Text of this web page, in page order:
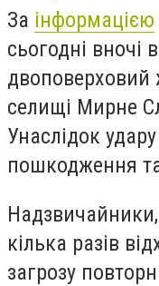
За інформацією
сьогодні вночі
двоповерховий
селищі Мирне
Унаслідок
пошкодження
кілька разів
загрозу